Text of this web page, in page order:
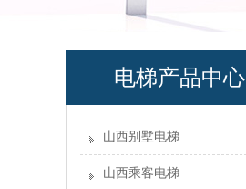
电梯产品中心
山西别墅电梯
山西乘客电梯